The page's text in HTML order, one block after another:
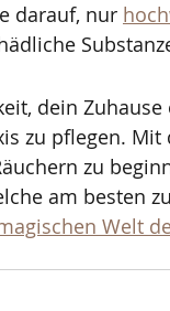
darauf, nur
dein
zu pflegen.
zu
am besten
Welt